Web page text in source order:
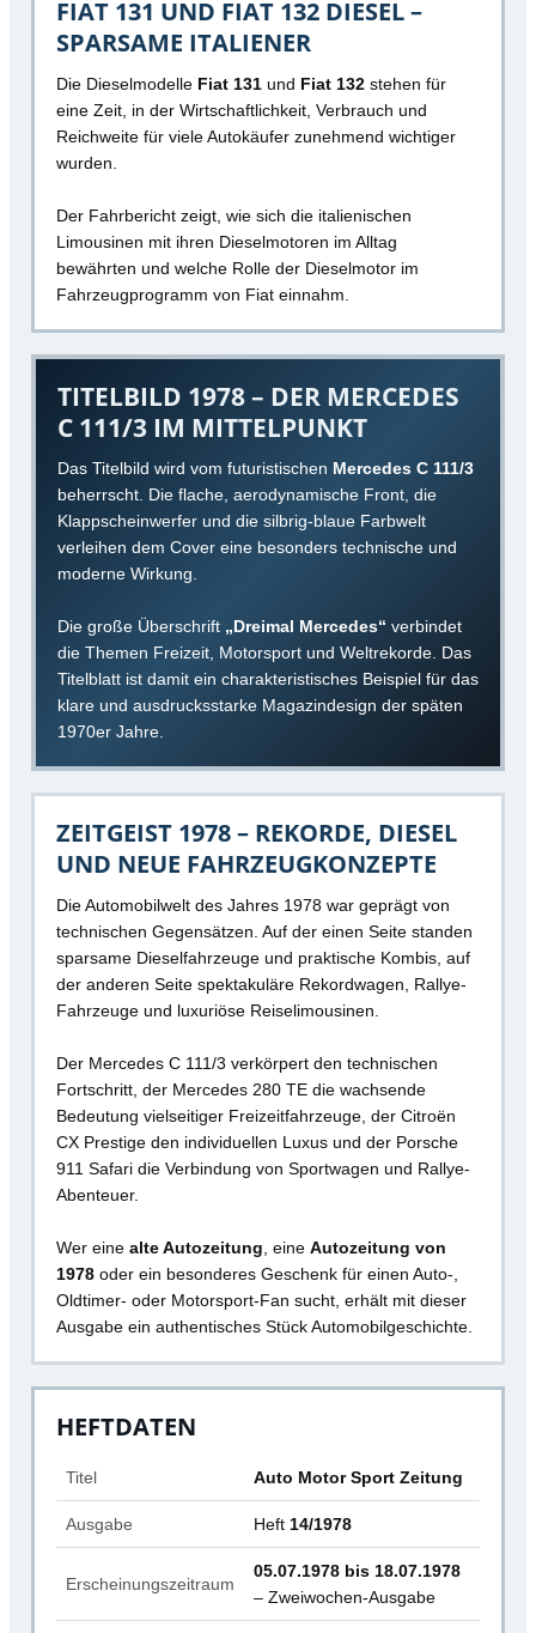
FIAT 131 UND FIAT 132 DIESEL –
SPARSAME ITALIENER
Die Dieselmodelle Fiat 131 und Fiat 132 stehen für
eine Zeit, in der Wirtschaftlichkeit, Verbrauch und
Reichweite für viele Autokäufer zunehmend wichtiger
wurden.
Der Fahrbericht zeigt, wie sich die italienischen
Limousinen mit ihren Dieselmotoren im Alltag
bewährten und welche Rolle der Dieselmotor im
Fahrzeugprogramm von Fiat einnahm.
TITELBILD 1978 – DER MERCEDES
C 111/3 IM MITTELPUNKT
Das Titelbild wird vom futuristischen Mercedes C 111/3
beherrscht. Die flache, aerodynamische Front, die
Klappscheinwerfer und die silbrig-blaue Farbwelt
verleihen dem Cover eine besonders technische und
moderne Wirkung.
Die große Überschrift „Dreimal Mercedes“ verbindet
die Themen Freizeit, Motorsport und Weltrekorde. Das
Titelblatt ist damit ein charakteristisches Beispiel für das
klare und ausdrucksstarke Magazindesign der späten
1970er Jahre.
ZEITGEIST 1978 – REKORDE, DIESEL
UND NEUE FAHRZEUGKONZEPTE
Die Automobilwelt des Jahres 1978 war geprägt von
technischen Gegensätzen. Auf der einen Seite standen
sparsame Dieselfahrzeuge und praktische Kombis, auf
der anderen Seite spektakuläre Rekordwagen, Rallye-
Fahrzeuge und luxuriöse Reiselimousinen.
Der Mercedes C 111/3 verkörpert den technischen
Fortschritt, der Mercedes 280 TE die wachsende
Bedeutung vielseitiger Freizeitfahrzeuge, der Citroën
CX Prestige den individuellen Luxus und der Porsche
911 Safari die Verbindung von Sportwagen und Rallye-
Abenteuer.
Wer eine alte Autozeitung , eine Autozeitung von
1978 oder ein besonderes Geschenk für einen Auto-,
Oldtimer- oder Motorsport-Fan sucht, erhält mit dieser
Ausgabe ein authentisches Stück Automobilgeschichte.
HEFTDATEN
Titel Auto Motor Sport Zeitung
Ausgabe Heft 14/1978
Erscheinungszeitraum
05.07.1978 bis 18.07.1978
– Zweiwochen-Ausgabe